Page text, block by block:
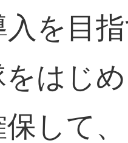
入を目
はじ
して、